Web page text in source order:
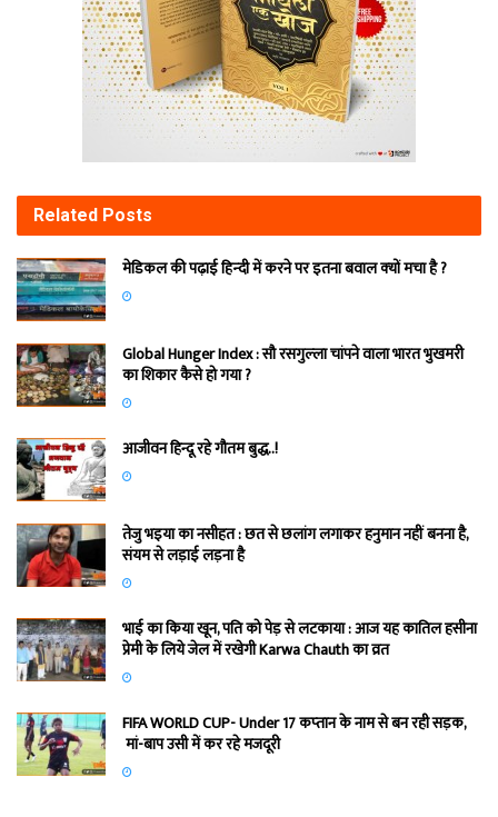
Related Posts
मेडिकल की पढ़ाई हिन्‍दी में करने पर इतना बवाल क्‍यों मचा है ?
Global Hunger Index : सौ रसगुल्‍ला चांपने वाला भारत भुखमरी
का शिकार कैसे हो गया ?
आजीवन हिन्दू रहे गौतम बुद्ध..!
तेजु भइया का नसीहत : छत से छलांग लगाकर हनुमान नहीं बनना है,
संयम से लड़ाई लड़ना है
भाई का किया खून, पति को पेड़ से लटकाया : आज यह कातिल हसीना
प्रेमी के लिये जेल में रखेगी Karwa Chauth का व्रत
FIFA WORLD CUP- Under 17 कप्‍तान के नाम से बन रही सड़क,
मां-बाप उसी में कर रहे मजदूरी